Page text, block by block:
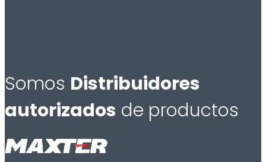
Somos Distribuidores
autorizados de productos